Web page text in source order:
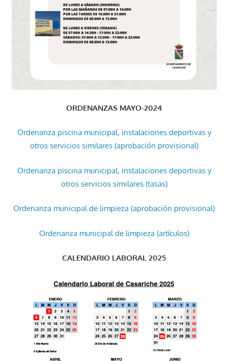
ORDENANZAS MAYO-2024
Ordenanza piscina municipal, instalaciones deportivas y
otros servicios similares (aprobación provisional)
Ordenanza piscina municipal, instalaciones deportivas y
otros servicios similares (tasas)
Ordenanza municipal de limpieza (aprobación provisional)
Ordenanza municipal de limpieza (artículos)
CALENDARIO LABORAL 2025